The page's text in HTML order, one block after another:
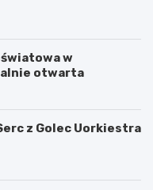
w
otwarta
z Golec Uorkiestra